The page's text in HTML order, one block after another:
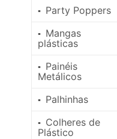
▪ Party Poppers
▪ Mangas
plásticas
▪ Painéis
Metálicos
▪ Palhinhas
▪ Colheres de
Plástico